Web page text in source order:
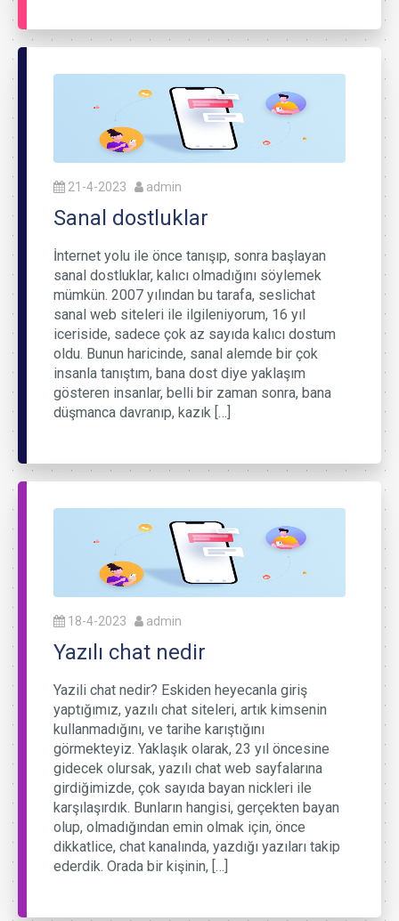
21-4-2023 admin
Sanal dostluklar
İnternet yolu ile önce tanışıp, sonra başlayan
sanal dostluklar, kalıcı olmadığını söylemek
mümkün. 2007 yılından bu tarafa, seslichat
sanal web siteleri ile ilgileniyorum, 16 yıl
iceriside, sadece çok az sayıda kalıcı dostum
oldu. Bunun haricinde, sanal alemde bir çok
insanla tanıştım, bana dost diye yaklaşım
gösteren insanlar, belli bir zaman sonra, bana
düşmanca davranıp, kazık […]
18-4-2023 admin
Yazılı chat nedir
Yazili chat nedir? Eskiden heyecanla giriş
yaptığımız, yazılı chat siteleri, artık kimsenin
kullanmadığını, ve tarihe karıştığını
görmekteyiz. Yaklaşık olarak, 23 yıl öncesine
gidecek olursak, yazılı chat web sayfalarına
girdiğimizde, çok sayıda bayan nickleri ile
karşılaşırdık. Bunların hangisi, gerçekten bayan
olup, olmadığından emin olmak için, önce
dikkatlice, chat kanalında, yazdığı yazıları takip
ederdik. Orada bir kişinin, […]